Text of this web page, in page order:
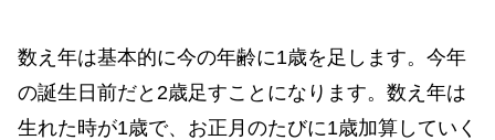
数え年は基本的に今の年齢に1歳を足します。今年
の誕生日前だと2歳足すことになります。数え年は
生れた時が1歳で、お正月のたびに1歳加算していく